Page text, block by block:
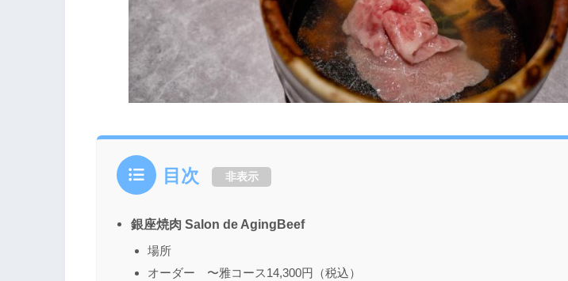
目次 非表示
銀座焼肉 Salon de AgingBeef
場所
オーダー 〜雅コース14,300円（税込）